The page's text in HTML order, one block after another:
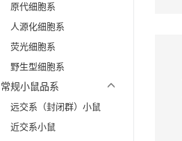
原代细胞系
人源化细胞系
荧光细胞系
野生型细胞系
常规小鼠品系
远交系（封闭群）小鼠
近交系小鼠